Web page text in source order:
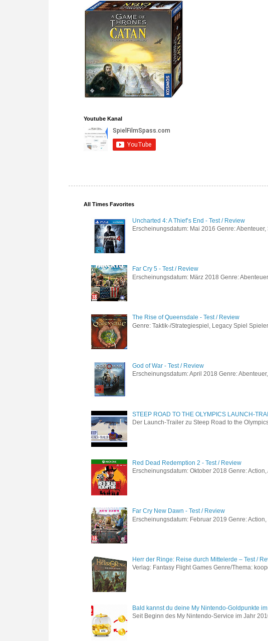
Youtube Kanal
All Times Favorites
Uncharted 4: A Thief’s End - Test / Review
Erscheinungsdatum: Mai 2016 Genre:
Far Cry 5 - Test / Review
Erscheinungsdatum: März 2018 Genre:
The Rise of Queensdale - Test / Review
Genre: Taktik-/Strategiespiel, Legacy Spiel
God of War - Test / Review
Erscheinungsdatum: April 2018 Genre:
STEEP ROAD TO THE OLYMPICS LAUNCH-
Der Launch-Trailer zu Steep Road to the
Red Dead Redemption 2 - Test / Review
Erscheinungsdatum: Oktober 2018 Genre:
Far Cry New Dawn - Test / Review
Erscheinungsdatum: Februar 2019 Genre:
Herr der Ringe: Reise durch Mittelerde – Test /
Verlag: Fantasy Flight Games Genre/Thema:
Bald kannst du deine My Nintendo-Goldpunkte
Seit Beginn des My Nintendo-Service im Jahr